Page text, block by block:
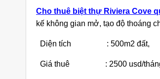
Cho thuê biệt thự Riviera Cove
kế không gian mở, tạo độ thoáng
Diện tích : 500m2 đất,
Giá thuê : 2500 usd/tháng